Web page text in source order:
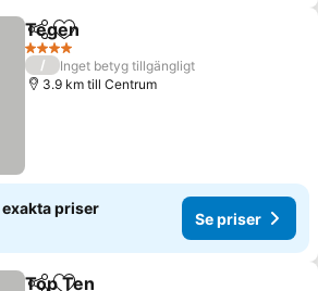
Dela Lägg till i Mina Favoriter
Tegen
4 Stjärnor
/
Inget betyg tillgängligt
3.9 km till Centrum
priser
Se priser
Top Ten